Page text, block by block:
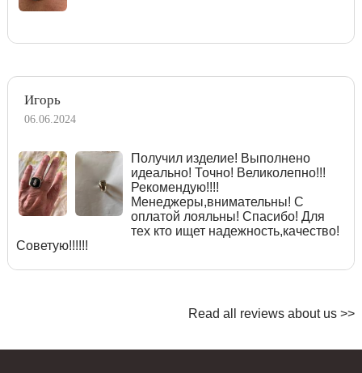
Игорь
06.06.2024
Получил изделие! Выполнено
идеально! Точно! Великолепно!!!
Рекомендую!!!!
Менеджеры,внимательны! С
оплатой лояльны! Спасибо! Для
тех кто ищет надежность,качество!
Советую!!!!!!
Read all reviews about us >>